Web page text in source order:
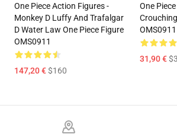
One Piece Action Figures -
Monkey D Luffy And Trafalgar
D Water Law One Piece Figure
OMS0911
147,20 €$160
One
OMS0911
31,90 €